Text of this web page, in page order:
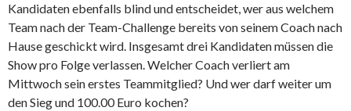
Kandidaten ebenfalls blind und entscheidet, wer aus welchem
Team nach der Team-Challenge bereits von seinem Coach nach
Hause geschickt wird. Insgesamt drei Kandidaten müssen die
Show pro Folge verlassen. Welcher Coach verliert am
Mittwoch sein erstes Teammitglied? Und wer darf weiter um
den Sieg und 100.00 Euro kochen?